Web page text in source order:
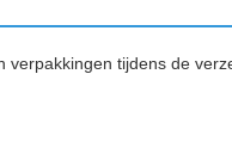
verpakkingen tijdens de